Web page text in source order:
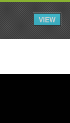
Iniciar Sessão
VIEW